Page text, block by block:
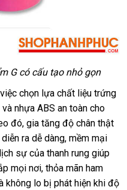
G có cấu tạo nhỏ gọn
chọn lựa chất liệu trứng
giá
bán
và nhựa ABS an toàn cho
đócó
nên
chọn
, gia tăng độ chân thật
ra dễ dànggiá
rẻ
, mềm mại
sự sản
xuất
của thanh rung giúp
lấy
hàng
mọi nơivận
chuyển
, thỏa mãn ham
không lo bị phát hiện khi độ